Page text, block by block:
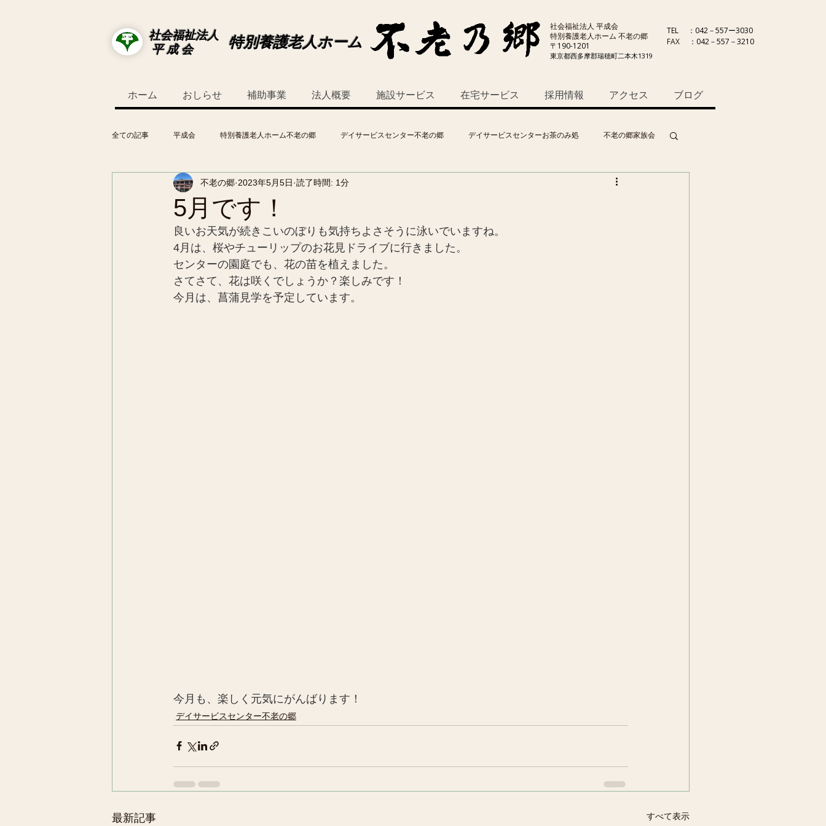
社会福祉法人
平 成 会
特別養護老人ホーム
社会福祉法人 平成会
特別養護老人ホーム 不老の郷
〒190-1201
東京都西多摩郡瑞穂町二本木1319
TEL
：042－557ー3030
FAX
：042－557－3210
ホーム おしらせ 補助事業 法人概要 施設サービス 在宅サービス 採用情報 アクセス ブログ
全ての記事 平成会 特別養護老人ホーム不老の郷 デイサービスセンター不老の郷 デイサービスセンターお茶のみ処 不老の郷家族会
5月です！
不老の郷 2023年5月5日 読了時間: 1分
良いお天気が続きこいのぼりも気持ちよさそうに泳いでいますね。
4月は、桜やチューリップのお花見ドライブに行きました。
センターの園庭でも、花の苗を植えました。
さてさて、花は咲くでしょうか？楽しみです！
今月は、菖蒲見学を予定しています。
今月も、楽しく元気にがんばります！
デイサービスセンター不老の郷
最新記事 すべて表示